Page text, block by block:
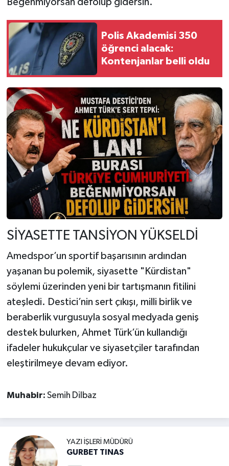
Beğenmiyorsan defolup gidersin."
Polis Akademisi 350
öğrenci alacak:
Kontenjanlar belli oldu
SİYASETTE TANSİYON YÜKSELDİ
Amedspor’un sportif başarısının ardından
yaşanan bu polemik, siyasette "Kürdistan"
söylemi üzerinden yeni bir tartışmanın fitilini
ateşledi. Destici’nin sert çıkışı, milli birlik ve
beraberlik vurgusuyla sosyal medyada geniş
destek bulurken, Ahmet Türk’ün kullandığı
ifadeler hukukçular ve siyasetçiler tarafından
eleştirilmeye devam ediyor.
Muhabir: Semih Dilbaz
YAZI İŞLERI MÜDÜRÜ
GURBET TINAS